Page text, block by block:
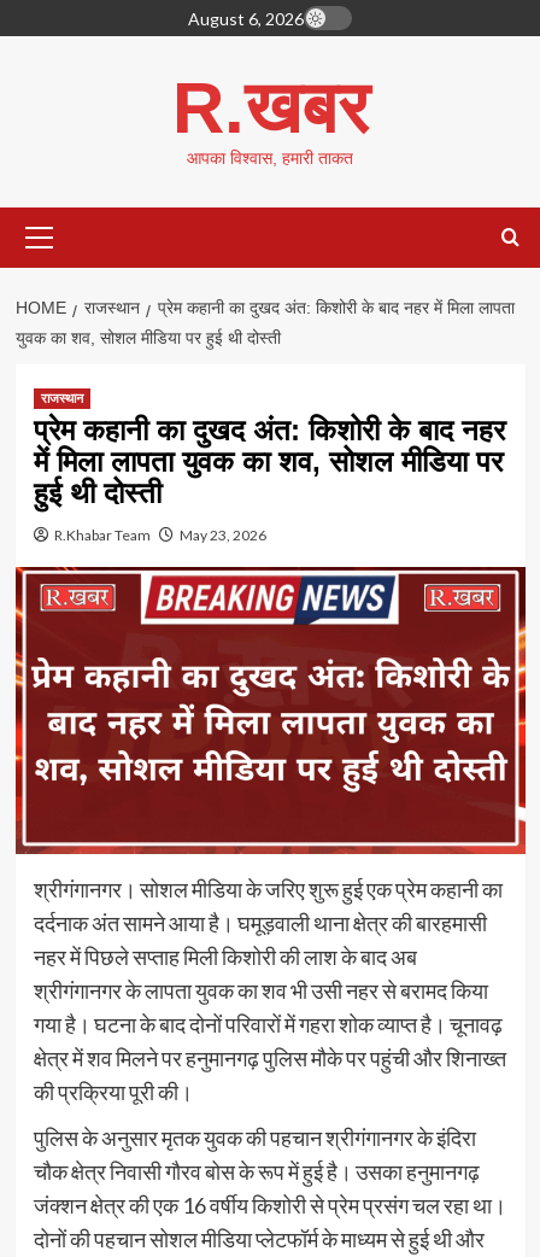
to
August 6, 2026
R.खबर
आपका विश्वास, हमारी ताकत
Menu
HOME राजस्थान
प्रेम कहानी का दुखद अंत: किशोरी के बाद नहर में मिला लापता
युवक का शव, सोशल मीडिया पर हुई थी दोस्ती
राजस्थान
प्रेम कहानी का दुखद अंत: किशोरी के बाद नहर
में मिला लापता युवक का शव, सोशल मीडिया पर
हुई थी दोस्ती
R.Khabar Team May 23, 2026
श्रीगंगानगर। सोशल मीडिया के जरिए शुरू हुई एक प्रेम कहानी का
दर्दनाक अंत सामने आया है। घमूड़वाली थाना क्षेत्र की बारहमासी
नहर में पिछले सप्ताह मिली किशोरी की लाश के बाद अब
श्रीगंगानगर के लापता युवक का शव भी उसी नहर से बरामद किया
गया है। घटना के बाद दोनों परिवारों में गहरा शोक व्याप्त है। चूनावढ़
क्षेत्र में शव मिलने पर हनुमानगढ़ पुलिस मौके पर पहुंची और शिनाख्त
की प्रक्रिया पूरी की।
पुलिस के अनुसार मृतक युवक की पहचान श्रीगंगानगर के इंदिरा
चौक क्षेत्र निवासी गौरव बोस के रूप में हुई है। उसका हनुमानगढ़
जंक्शन क्षेत्र की एक 16 वर्षीय किशोरी से प्रेम प्रसंग चल रहा था।
दोनों की पहचान सोशल मीडिया प्लेटफॉर्म के माध्यम से हुई थी और